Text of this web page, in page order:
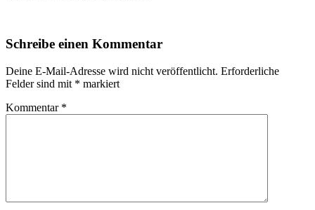
Schreibe einen Kommentar
Deine E-Mail-Adresse wird nicht veröffentlicht. Erforderliche
Felder sind mit * markiert
Kommentar *